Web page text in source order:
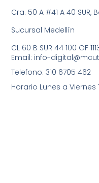
Cra. 50 A #41 A 40
Sucursal Medellín
CL 60 B SUR 44 100 OF
Email: info-
Telefono: 310 6705 462
Horario Lunes a Viernes